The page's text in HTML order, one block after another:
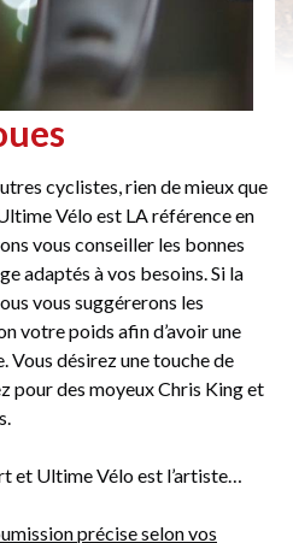
cyclistes, rien de mieux que
Vélo est LA référence en
vous conseiller les bonnes
adaptés à vos besoins. Si la
vous suggérerons les
votre poids afin d’avoir une
Vous désirez une touche de
pour des moyeux Chris King et
et Ultime Vélo est l’artiste…
précise selon vos